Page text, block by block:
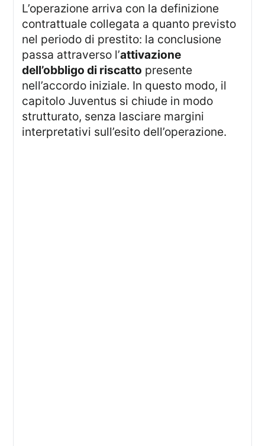
L’operazione arriva con la definizione
contrattuale collegata a quanto previsto
nel periodo di prestito: la conclusione
passa attraverso l’attivazione
dell’obbligo di riscatto presente
nell’accordo iniziale. In questo modo, il
capitolo Juventus si chiude in modo
strutturato, senza lasciare margini
interpretativi sull’esito dell’operazione.